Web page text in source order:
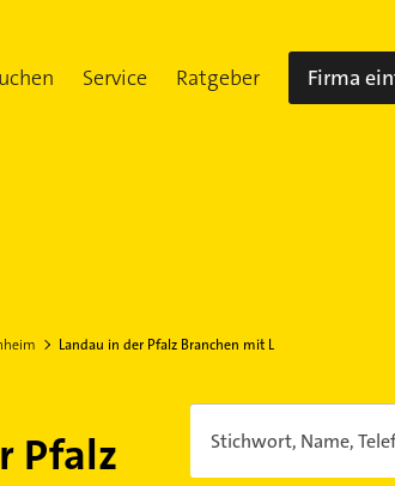
Service Ratgeber Firma
Landau in der Pfalz Branchen mit L
Pfalz
Stichwort, Name,